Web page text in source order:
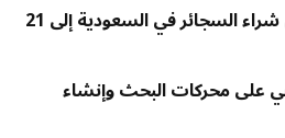
السجائر في السعودية إلى 21
على محركات البحث وإنشاء